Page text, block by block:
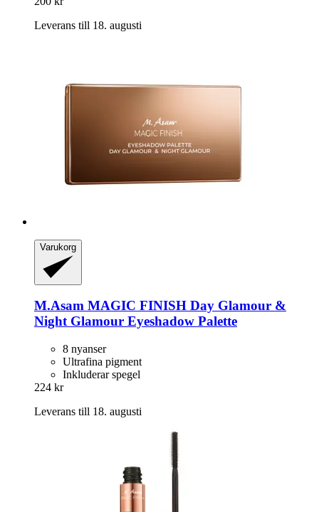
Leverans till 18. augusti
Varukorg
M.Asam MAGIC FINISH Day Glamour &
Night Glamour Eyeshadow Palette
8 nyanser
Ultrafina pigment
Inkluderar spegel
224 kr
Leverans till 18. augusti